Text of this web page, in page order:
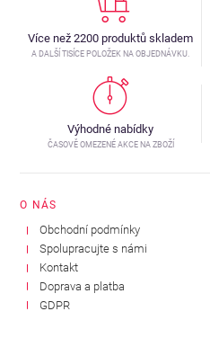
Více než 2200 produktů skladem
A DALŠÍ TISÍCE POLOŽEK NA OBJEDNÁVKU.
Výhodné nabídky
ČASOVĚ OMEZENÉ AKCE NA ZBOŽÍ
O NÁS
Obchodní podmínky
Spolupracujte s námi
Kontakt
Doprava a platba
GDPR